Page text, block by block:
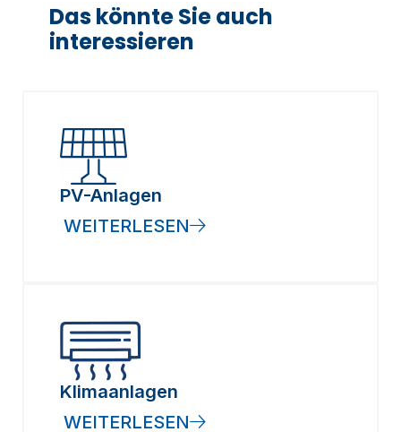
Das könnte Sie auch
interessieren
PV-Anlagen
WEITERLESEN
Klimaanlagen
WEITERLESEN